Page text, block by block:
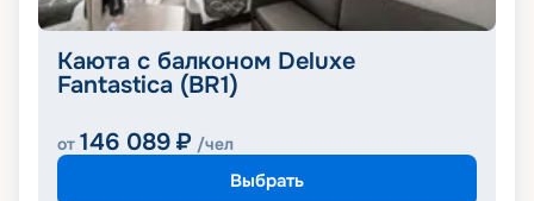
Каюта с балконом Deluxe
Fantastica (BR1)
от 146 089 ₽ /чел
Выбрать